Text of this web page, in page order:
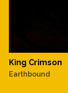
King Crimson
Earthbound